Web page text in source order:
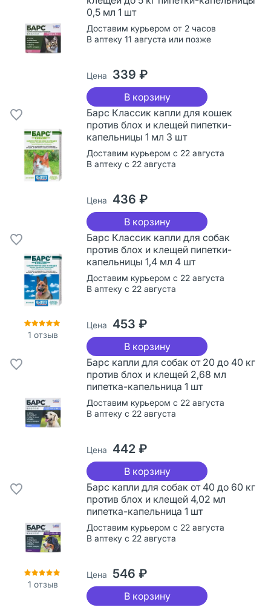
0,5 мл 1 шт
Доставим курьером от 2 часов
В аптеку 11 августа или позже
Цена 339 ₽
В корзину
Барс Классик капли для кошек
против блох и клещей пипетки-
капельницы 1 мл 3 шт
Доставим курьером с 22 августа
В аптеку с 22 августа
Цена 436 ₽
В корзину
1 отзыв
Барс Классик капли для собак
против блох и клещей пипетки-
капельницы 1,4 мл 4 шт
Доставим курьером с 22 августа
В аптеку с 22 августа
Цена 453 ₽
В корзину
Барс капли для собак от 20 до 40 кг
против блох и клещей 2,68 мл
пипетка-капельница 1 шт
Доставим курьером с 22 августа
В аптеку с 22 августа
Цена 442 ₽
В корзину
1 отзыв
Барс капли для собак от 40 до 60 кг
против блох и клещей 4,02 мл
пипетка-капельница 1 шт
Доставим курьером с 22 августа
В аптеку с 22 августа
Цена 546 ₽
В корзину